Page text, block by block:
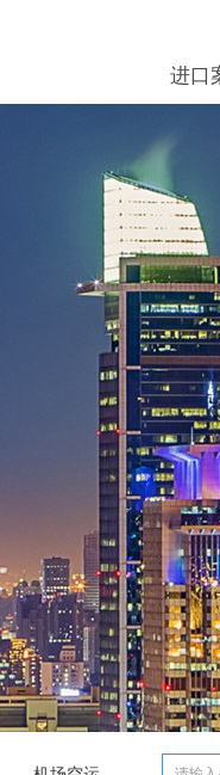
进口